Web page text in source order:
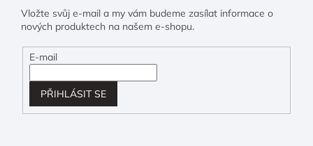
Vložte svůj e-mail a my vám budeme zasílat informace o
nových produktech na našem e-shopu.
E-mail
PŘIHLÁSIT SE